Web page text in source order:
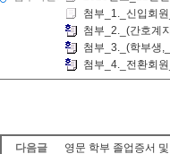
첨부_1._신입회
첨부_2._(간호계
첨부_3._(학부생
첨부_4._전환회
다음글
영문 학부 졸업증서